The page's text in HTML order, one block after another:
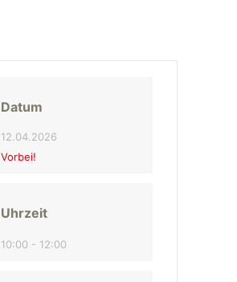
Datum
12.04.2026
Vorbei!
Uhrzeit
10:00 - 12:00